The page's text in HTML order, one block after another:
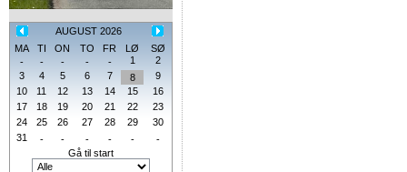
AUGUST 2026
MA
TI ON TO FR LØ
SØ
-
- - - - 1
2
3
4 5 6 7 8
9
10
11 12 13 14 15
16
17
18 19 20 21 22
23
24
25 26 27 28 29
30
31
- - - - -
-
Gå til start